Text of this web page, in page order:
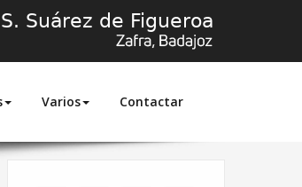
Varios Contactar